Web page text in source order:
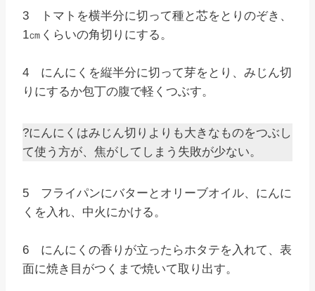
3 トマトを横半分に切って種と芯をとりのぞき、
1㎝くらいの角切りにする。
4 にんにくを縦半分に切って芽をとり、みじん切
りにするか包丁の腹で軽くつぶす。
?にんにくはみじん切りよりも大きなものをつぶし
て使う方が、焦がしてしまう失敗が少ない。
5 フライパンにバターとオリーブオイル、にんに
くを入れ、中火にかける。
6 にんにくの香りが立ったらホタテを入れて、表
面に焼き目がつくまで焼いて取り出す。